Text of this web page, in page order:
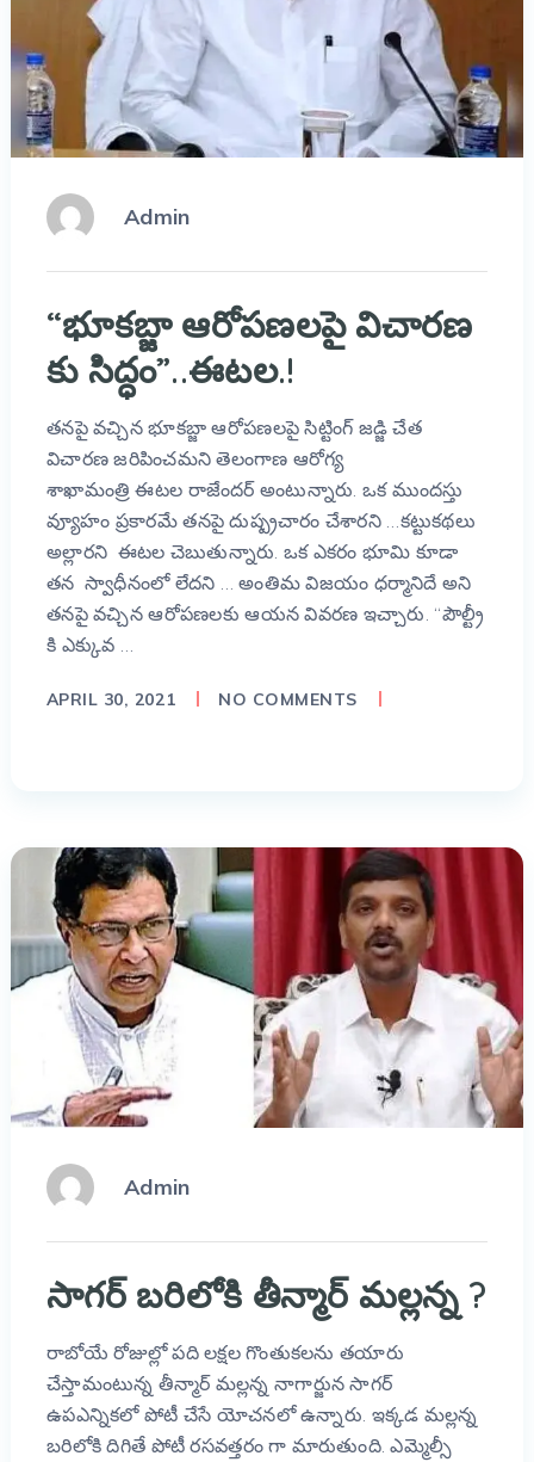
Admin
“భూకబ్జా ఆరోపణలపై విచారణ
కు సిద్ధం”..ఈటల.!
తనపై వచ్చిన భూకబ్జా ఆరోపణలపై సిట్టింగ్ జడ్జి చేత
విచారణ జరిపించమని తెలంగాణ ఆరోగ్య
శాఖామంత్రి ఈటల రాజేందర్ అంటున్నారు. ఒక ముందస్తు
వ్యూహం ప్రకారమే తనపై దుష్ప్రచారం చేశారని …కట్టుకథలు
అల్లారని ఈటల చెబుతున్నారు. ఒక ఎకరం భూమి కూడా
తన స్వాధీనంలో లేదని … అంతిమ విజయం ధర్మానిదే అని
తనపై వచ్చిన ఆరోపణలకు ఆయన వివరణ ఇచ్చారు. “పౌల్ట్రీ
కి ఎక్కువ …
APRIL 30, 2021 NO COMMENTS
Admin
సాగర్ బరిలోకి తీన్మార్ మల్లన్న ?
రాబోయే రోజుల్లో పది లక్షల గొంతుకలను తయారు
చేస్తామంటున్న తీన్మార్ మల్లన్న నాగార్జున సాగర్
ఉపఎన్నికలో పోటీ చేసే యోచనలో ఉన్నారు. ఇక్కడ మల్లన్న
బరిలోకి దిగితే పోటీ రసవత్తరం గా మారుతుంది. ఎమ్మెల్సీ